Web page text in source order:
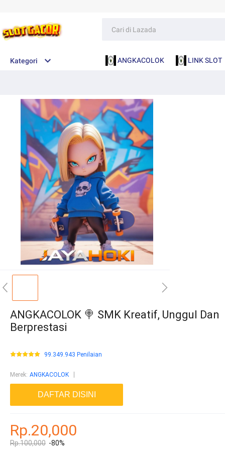
Kategori ANGKACOLOK LINK SLOT
ANGKACOLOK 🍭 SMK Kreatif, Unggul Dan
Berprestasi
99.349.943 Penilaian
Merek: ANGKACOLOK
DAFTAR DISINI
Rp.20,000
Rp.100,000 -80%